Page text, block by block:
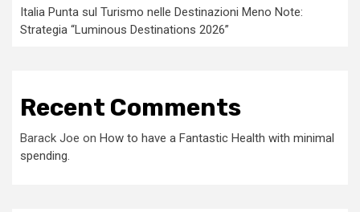
Italia Punta sul Turismo nelle Destinazioni Meno Note:
Strategia “Luminous Destinations 2026”
Recent Comments
Barack Joe on How to have a Fantastic Health with minimal
spending.